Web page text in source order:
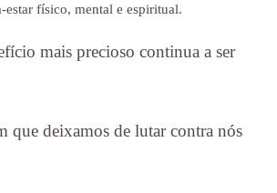
estar físico, mental e espiritual.
mais precioso continua a ser
que deixamos de lutar contra nós